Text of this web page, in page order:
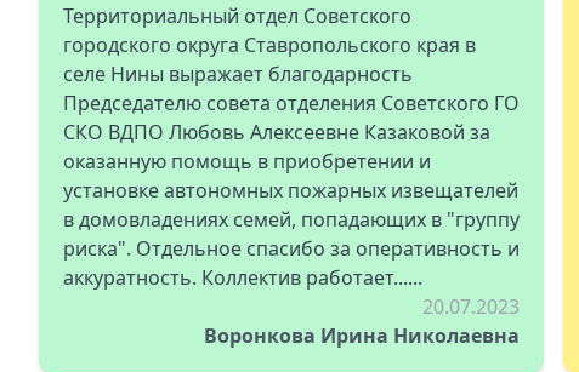
Территориальный отдел Советского
городского округа Ставропольского края в
селе Нины выражает благодарность
Председателю совета отделения Советского ГО
СКО ВДПО Любовь Алексеевне Казаковой за
оказанную помощь в приобретении и
установке автономных пожарных извещателей
в домовладениях семей, попадающих в "группу
риска". Отдельное спасибо за оперативность и
аккуратность. Коллектив работает......
20.07.2023
Воронкова Ирина Николаевна